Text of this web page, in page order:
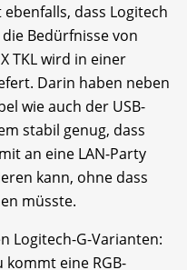
dass Logitech
Bedürfnisse von
TKL wird in einer
Darin haben neben
wie auch der USB-
stabil genug, dass
an eine LAN-Party
kann, ohne dass
müsste.
Logitech-G-Varianten:
kommt eine RGB-